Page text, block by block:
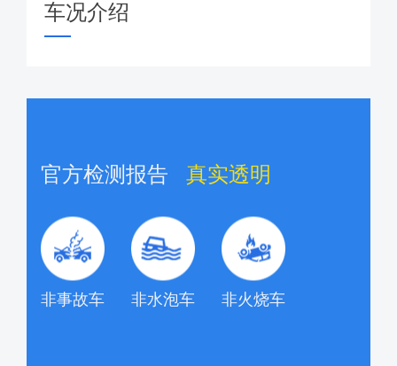
车况介绍
官方检测报告 真实透明
非事故车 非水泡车 非火烧车